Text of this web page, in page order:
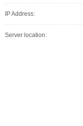
IP Address:
Server location: